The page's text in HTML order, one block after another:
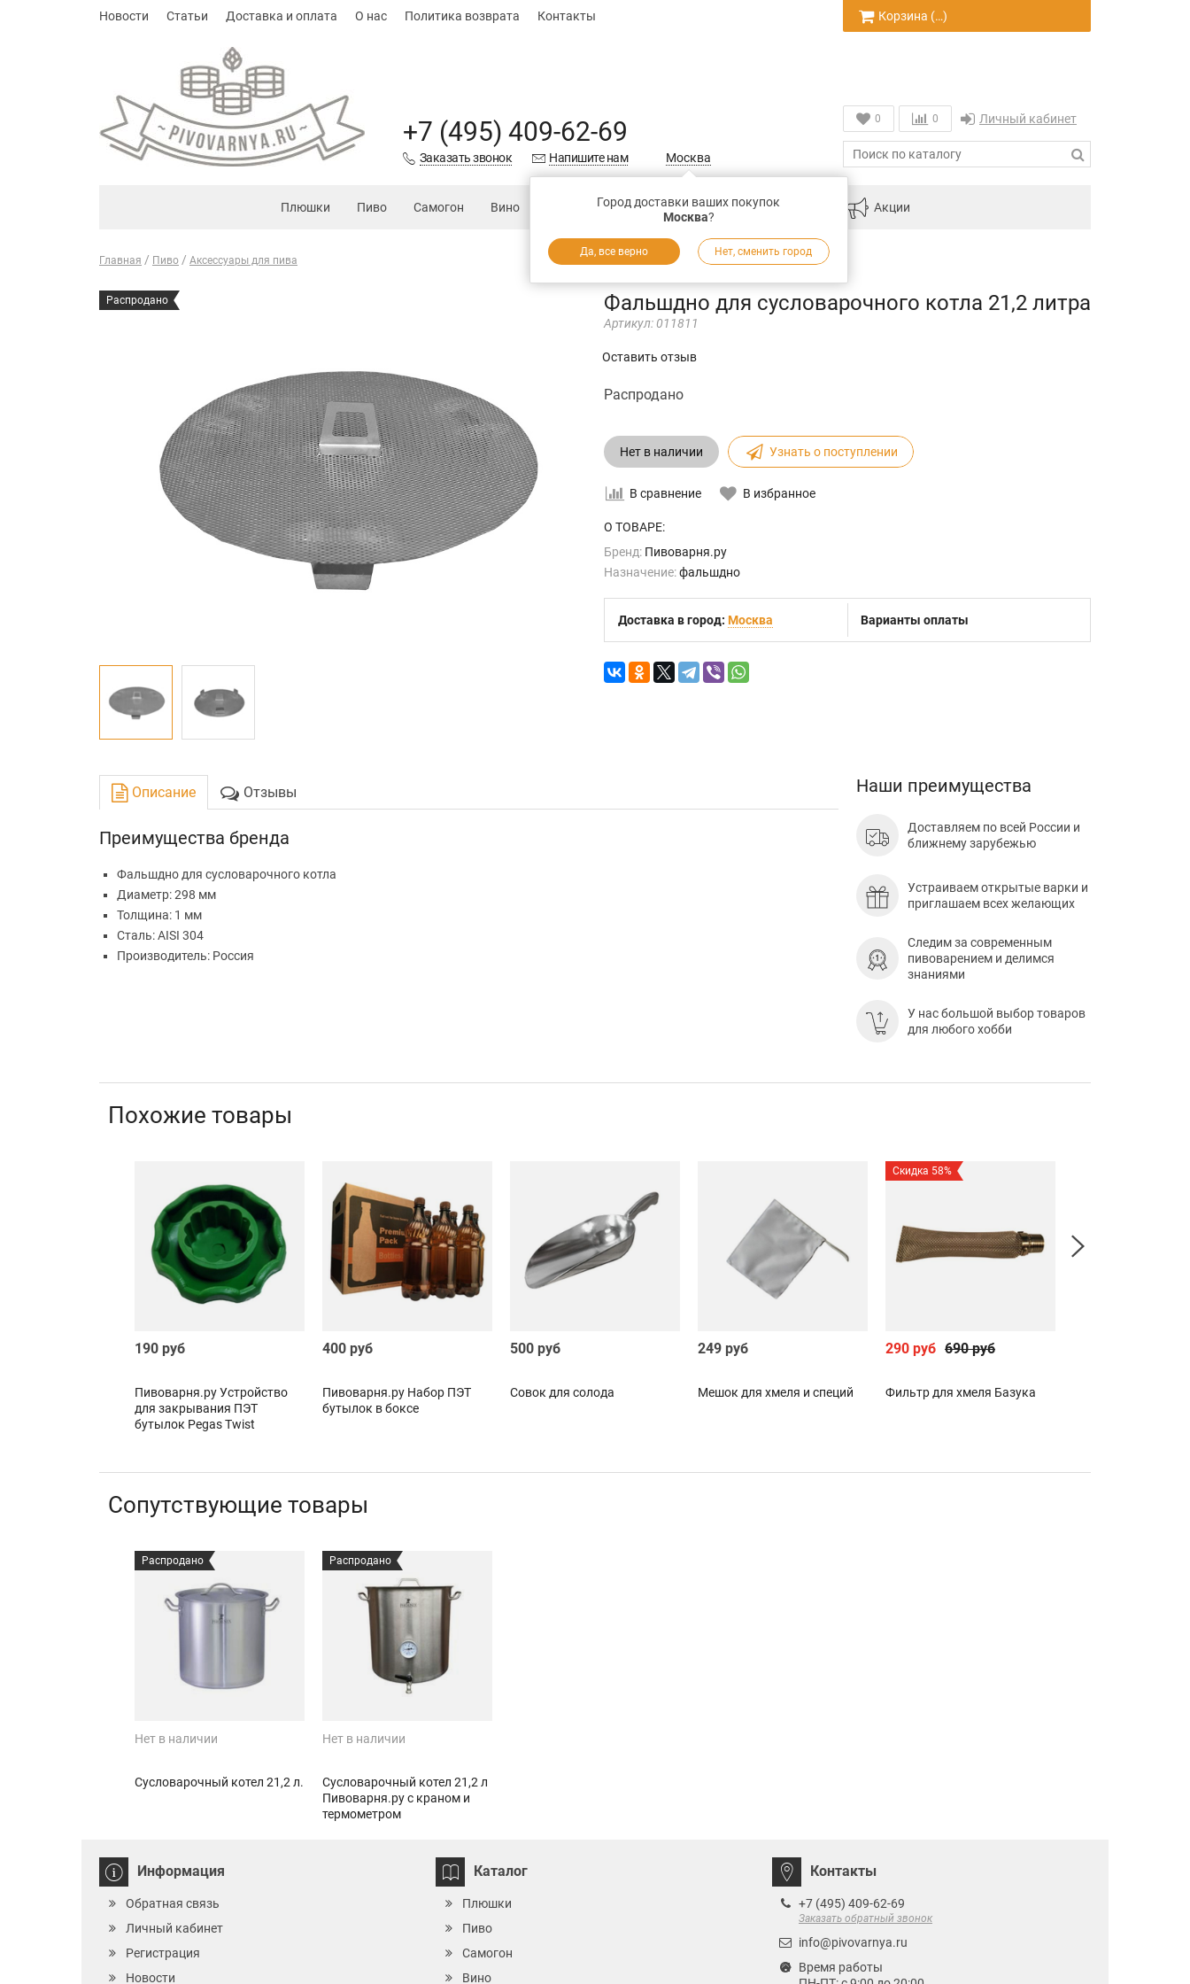
Новости Статьи Доставка и оплата О нас Политика возврата Контакты Корзина (…)
+7 (495) 409-62-69
Заказать звонок Напишите нам Москва
Город доставки ваших покупок
Москва?
Да, все верно Нет, сменить город
0 0 Личный кабинет
Плюшки Пиво Самогон Вино Подарки Запчасти Магазинам Акции
Главная Пиво Аксессуары для пива
Распродано Фальшдно для сусловарочного котла 21,2 литра
Артикул: 011811
Оставить отзыв
Распродано
Нет в наличии Узнать о поступлении
В сравнение В избранное
О ТОВАРЕ:
Бренд: Пивоварня.ру
Назначение:фальшдно
Доставка в город: Москва Варианты оплаты
Описание Отзывы
Преимущества бренда
Фальшдно для сусловарочного котла
Диаметр: 298 мм
Толщина: 1 мм
Сталь: AISI 304
Производитель: Россия
Наши преимущества
Доставляем по всей России и
ближнему зарубежью
Устраиваем открытые варки и
приглашаем всех желающих
Следим за современным
пивоварением и делимся
знаниями
У нас большой выбор товаров
для любого хобби
Похожие товары
190 руб
Пивоварня.ру Устройство
для закрывания ПЭТ
бутылок Pegas Twist
400 руб
Пивоварня.ру Набор ПЭТ
бутылок в боксе
500 руб
Совок для солода
249 руб
Мешок для хмеля и специй
Скидка 58%
290 руб 690 руб
Фильтр для хмеля Базука
Сопутствующие товары
Распродано
Нет в наличии
Сусловарочный котел 21,2 л.
Распродано
Нет в наличии
Сусловарочный котел 21,2 л
Пивоварня.ру с краном и
термометром
Информация
Обратная связь
Личный кабинет
Регистрация
Новости
Каталог
Плюшки
Пиво
Самогон
Вино
Контакты
+7 (495) 409-62-69
Заказать обратный звонок
info@pivovarnya.ru
Время работы